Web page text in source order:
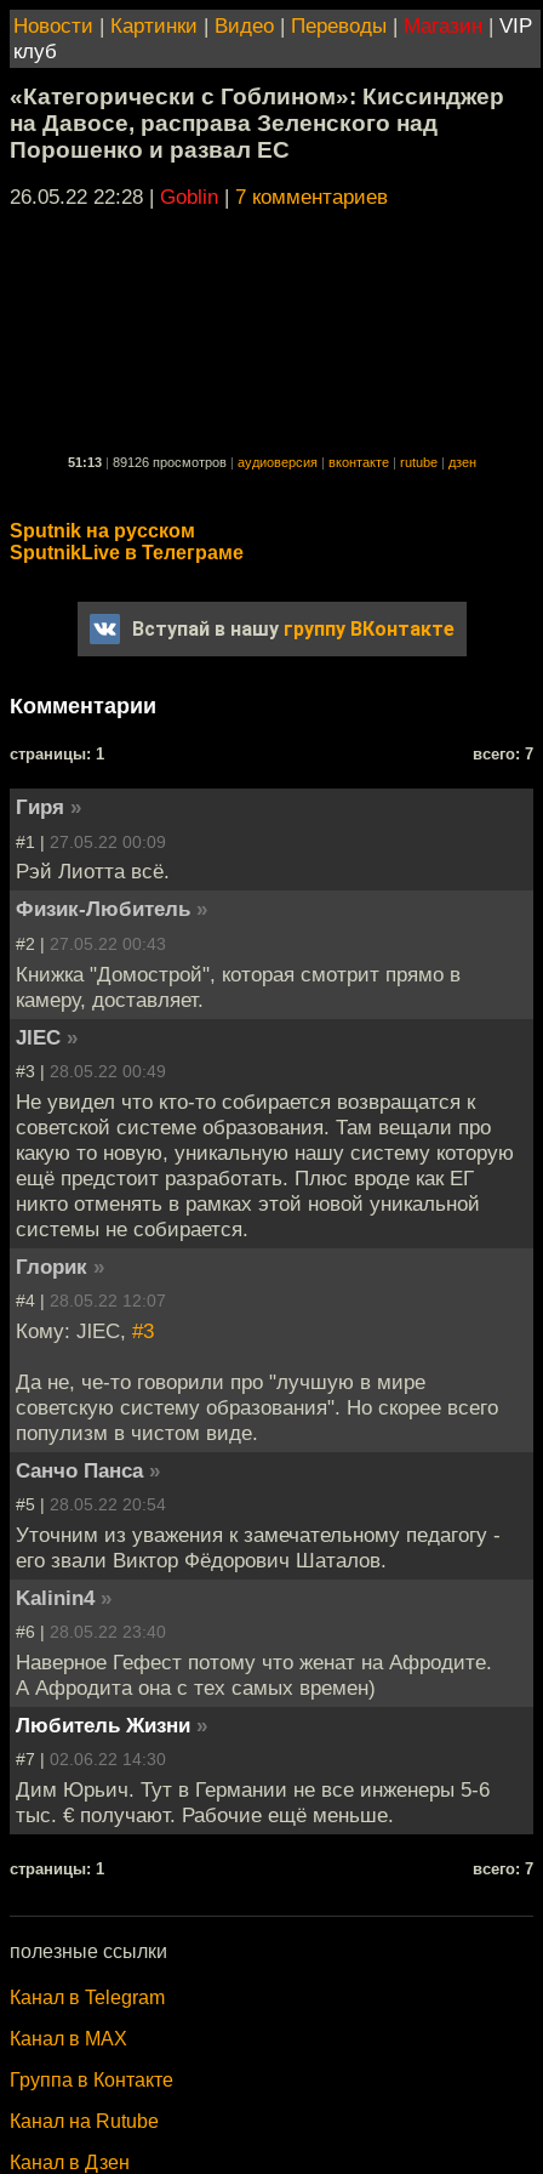
Новости | Картинки | Видео | Переводы | Магазин | VIP
клуб
«Категорически с Гоблином»: Киссинджер
на Давосе, расправа Зеленского над
Порошенко и развал ЕС
26.05.22 22:28 | Goblin | 7 комментариев
51:13 89126 просмотров аудиоверсия вконтакте rutube дзен
Sputnik на русском
SputnikLive в Телеграме
Вступай в нашу группу ВКонтакте
Комментарии
cтраницы: 1 всего: 7
Гиря »
#1 | 27.05.22 00:09
Рэй Лиотта всё.
Физик-Любитель »
#2 | 27.05.22 00:43
Книжка "Домострой", которая смотрит прямо в
камеру, доставляет.
JlEC »
#3 | 28.05.22 00:49
Не увидел что кто-то собирается возвращатся к
советской системе образования. Там вещали про
какую то новую, уникальную нашу систему которую
ещё предстоит разработать. Плюс вроде как ЕГ
никто отменять в рамках этой новой уникальной
системы не собирается.
Глорик »
#4 | 28.05.22 12:07
Кому: JlEC, #3
Да не, че-то говорили про "лучшую в мире
советскую систему образования". Но скорее всего
популизм в чистом виде.
Санчо Панса »
#5 | 28.05.22 20:54
Уточним из уважения к замечательному педагогу -
его звали Виктор Фёдорович Шаталов.
Kalinin4 »
#6 | 28.05.22 23:40
Наверное Гефест потому что женат на Афродите.
А Афродита она с тех самых времен)
Любитель Жизни »
#7 | 02.06.22 14:30
Дим Юрьич. Тут в Германии не все инженеры 5-6
тыс. € получают. Рабочие ещё меньше.
cтраницы: 1 всего: 7
полезные ссылки
Канал в Telegram
Канал в MAX
Группа в Контакте
Канал на Rutube
Канал в Дзен